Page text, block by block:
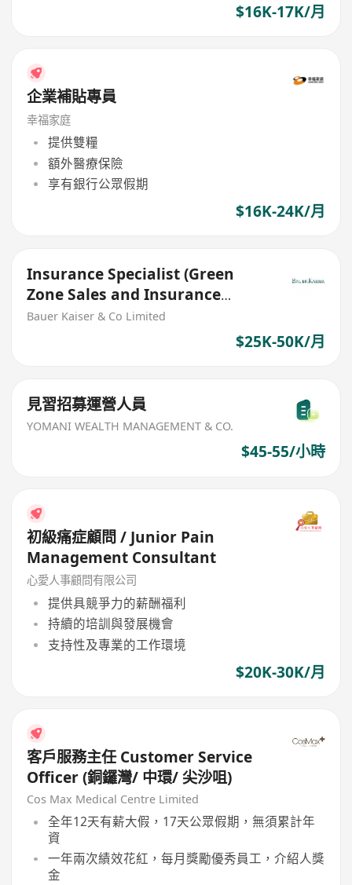
$16K-17K/月
企業補貼專員
幸福家庭
提供雙糧
額外醫療保險
享有銀行公眾假期
$16K-24K/月
Insurance Specialist (Green
Zone Sales and Insurance
Agents are welcome)
Bauer Kaiser & Co Limited
$25K-50K/月
見習招募運營人員
YOMANI WEALTH MANAGEMENT & CO.
$45-55/小時
初級痛症顧問 / Junior Pain
Management Consultant
心愛人事顧問有限公司
提供具競爭力的薪酬福利
持續的培訓與發展機會
支持性及專業的工作環境
$20K-30K/月
客戶服務主任 Customer Service
Officer (銅鑼灣/ 中環/ 尖沙咀)
Cos Max Medical Centre Limited
全年12天有薪大假，17天公眾假期，無須累計年
資
一年兩次績效花紅，每月獎勵優秀員工，介紹人獎
金